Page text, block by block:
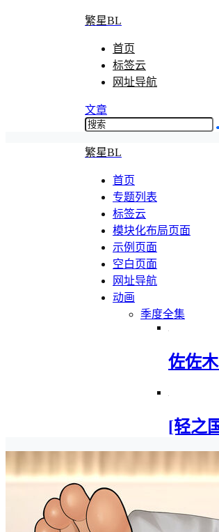
繁星BL
首页
标签云
网址导航
文章
繁星BL
首页
专题列表
标签云
模块化布局页面
示例页面
空白页面
网址导航
动画
季度全集
佐佐
[轻之